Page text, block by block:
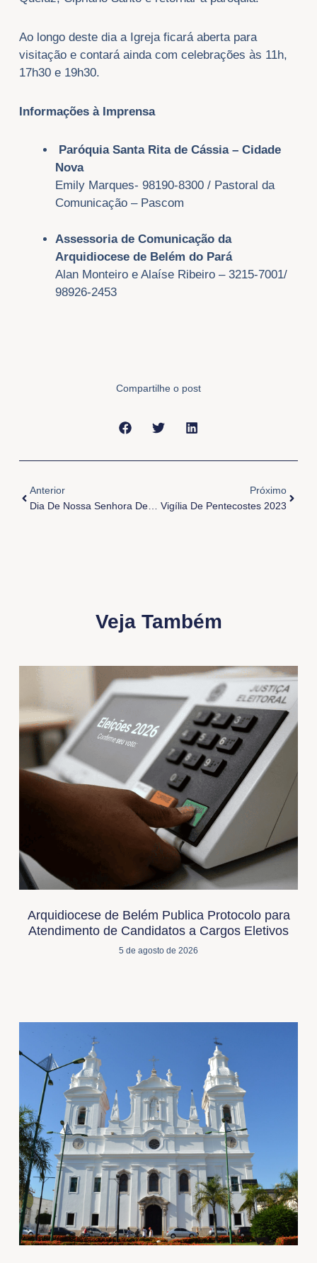
Ao longo deste dia a Igreja ficará aberta para
visitação e contará ainda com celebrações às 11h,
17h30 e 19h30.
Informações à Imprensa
Paróquia Santa Rita de Cássia – Cidade
Nova
Emily Marques- 98190-8300 / Pastoral da
Comunicação – Pascom
Assessoria de Comunicação da
Arquidiocese de Belém do Pará
Alan Monteiro e Alaíse Ribeiro – 3215-7001/
98926-2453
Compartilhe o post
Anterior
Dia De Nossa Senhora De Fátima
Próximo
Vigília De Pentecostes 2023
Veja Também
Arquidiocese de Belém Publica Protocolo para
Atendimento de Candidatos a Cargos Eletivos
5 de agosto de 2026